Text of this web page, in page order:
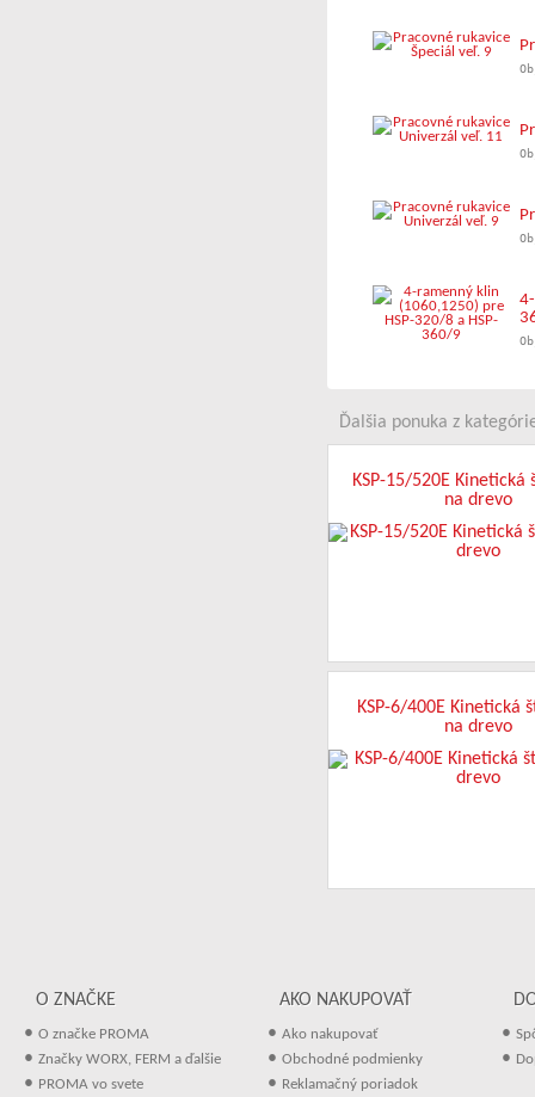
Ďalšia ponuka z
KSP-15/520E Kinetická
na drevo
KSP-6/400E Kinetická
na drevo
O ZNAČKE
• O značke PROMA
• Značky WORX, FERM a ďalšie
• PROMA vo svete
AKO NAKUPOVAŤ
• Ako nakupovať
• Obchodné podmienky
• Reklamačný poriadok
•
•